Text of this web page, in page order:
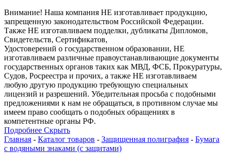
Внимание! Наша компания НЕ изготавливает продукцию,
запрещенную законодательством Российской Федерации.
Также НЕ изготавливаем подделки, дубликаты Дипломов,
Свидетельств, Сертификатов,
Удостоверений о государственном образовании, НЕ
изготавливаем различные правоустанавливающие документы
государственных органов таких как МВД, ФСБ, Прокуратуры,
Судов, Росреестра и прочих, а также НЕ изготавливаем
любую другую продукцию требующую специальных
лицензий и разрешений. Убедительная просьба с подобными
предложениями к нам не обращаться, в противном случае мы
имеем право сообщать о подобных обращениях в
компетентные органы РФ.
Подробнее Скрыть
Главная - Каталог товаров - Защищенная полиграфия - Бумага
с водяными знаками (с защитами)